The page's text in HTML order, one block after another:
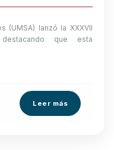
(UMSA) lanzó la XXXVII
destacando que esta
Leer más